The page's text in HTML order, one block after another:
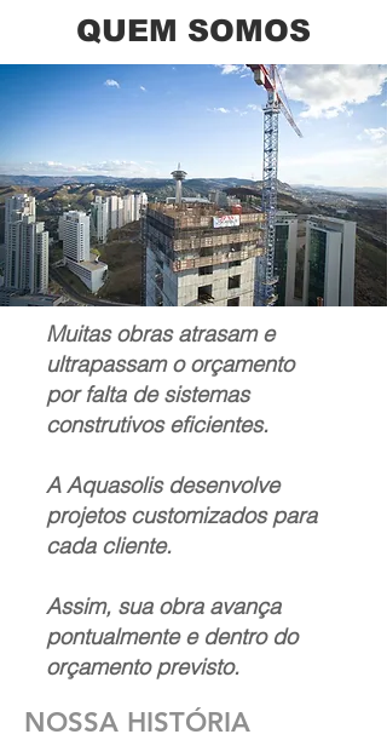
QUEM SOMOS
Muitas obras atrasam e
ultrapassam o orçamento
por falta de sistemas
construtivos eficientes.
A Aquasolis desenvolve
projetos customizados para
cada cliente.
Assim, sua obra avança
pontualmente e dentro do
orçamento previsto.
NOSSA HISTÓRIA